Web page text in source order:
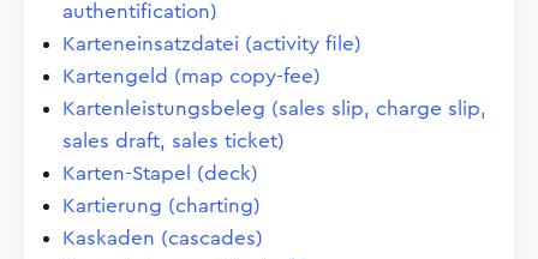
authentification)
Karteneinsatzdatei (activity file)
Kartengeld (map copy-fee)
Kartenleistungsbeleg (sales slip, charge slip,
sales draft, sales ticket)
Karten-Stapel (deck)
Kartierung (charting)
Kaskaden (cascades)